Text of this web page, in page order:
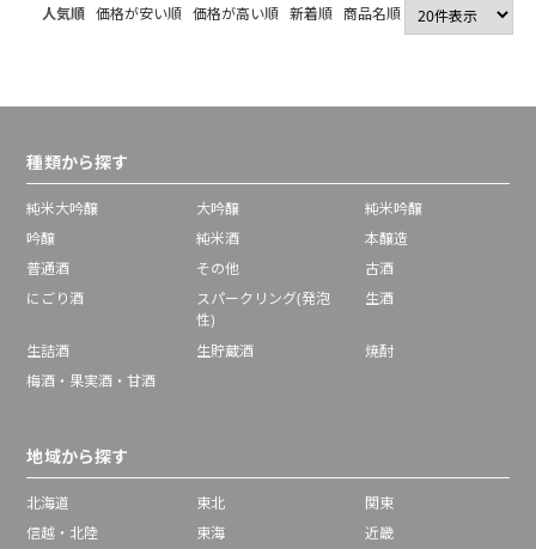
人気順 価格が安い順 価格が高い順 新着順 商品名順
種類から探す
純米大吟醸 大吟醸
純米吟醸
吟醸
純米酒
本醸造
普通酒
その他
古酒
にごり酒
スパークリング(発泡
性)
生酒
生詰酒 生貯蔵酒
焼酎
梅酒・果実酒・甘酒
地域から探す
北海道 東北
関東
信越・北陸
東海
近畿